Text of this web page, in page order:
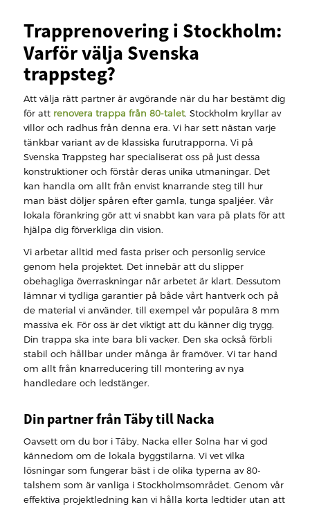
Trapprenovering i Stockholm:
Varför välja Svenska
trappsteg?
Att välja rätt partner är avgörande när du har bestämt dig
för att renovera trappa från 80-talet. Stockholm kryllar av
villor och radhus från denna era. Vi har sett nästan varje
tänkbar variant av de klassiska furutrapporna. Vi på
Svenska Trappsteg har specialiserat oss på just dessa
konstruktioner och förstår deras unika utmaningar. Det
kan handla om allt från envist knarrande steg till hur
man bäst döljer spåren efter gamla, tunga spaljéer. Vår
lokala förankring gör att vi snabbt kan vara på plats för att
hjälpa dig förverkliga din vision.
Vi arbetar alltid med fasta priser och personlig service
genom hela projektet. Det innebär att du slipper
obehagliga överraskningar när arbetet är klart. Dessutom
lämnar vi tydliga garantier på både vårt hantverk och på
de material vi använder, till exempel vår populära 8 mm
massiva ek. För oss är det viktigt att du känner dig trygg.
Din trappa ska inte bara bli vacker. Den ska också förbli
stabil och hållbar under många år framöver. Vi tar hand
om allt från knarreducering till montering av nya
handledare och ledstänger.
Din partner från Täby till Nacka
Oavsett om du bor i Täby, Nacka eller Solna har vi god
kännedom om de lokala byggstilarna. Vi vet vilka
lösningar som fungerar bäst i de olika typerna av 80-
talshem som är vanliga i Stockholmsområdet. Genom vår
effektiva projektledning kan vi hålla korta ledtider utan att